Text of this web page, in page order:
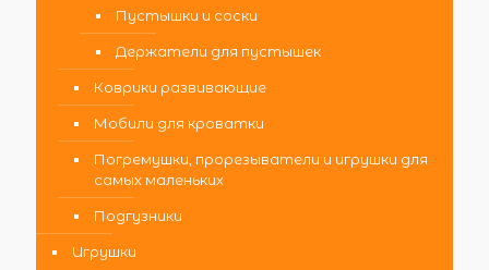
Пустышки и соски
Держатели для пустышек
Коврики развивающие
Мобили для кроватки
Погремушки, прорезыватели и игрушки для
самых маленьких
Подгузники
Игрушки